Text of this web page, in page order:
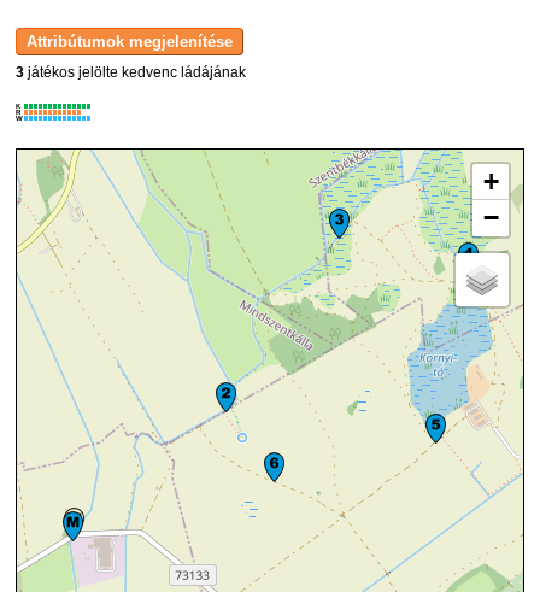
3 játékos jelölte kedvenc ládájának
K
R
W
+
−